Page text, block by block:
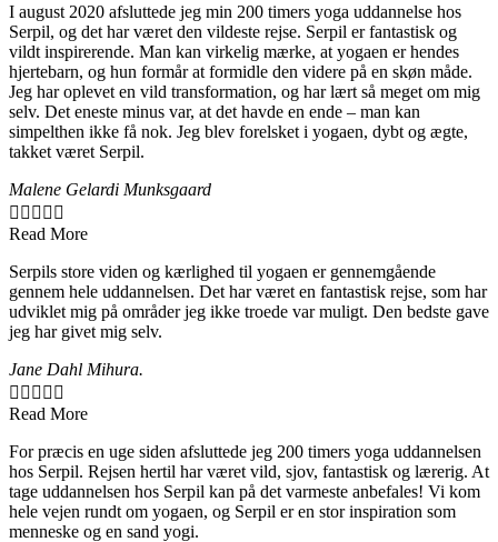
I august 2020 afsluttede jeg min 200 timers yoga uddannelse hos
Serpil, og det har været den vildeste rejse. Serpil er fantastisk og
vildt inspirerende. Man kan virkelig mærke, at yogaen er hendes
hjertebarn, og hun formår at formidle den videre på en skøn måde.
Jeg har oplevet en vild transformation, og har lært så meget om mig
selv. Det eneste minus var, at det havde en ende – man kan
simpelthen ikke få nok. Jeg blev forelsket i yogaen, dybt og ægte,
takket været Serpil.
Malene Gelardi Munksgaard
    
Read More
Serpils store viden og kærlighed til yogaen er gennemgående
gennem hele uddannelsen. Det har været en fantastisk rejse, som har
udviklet mig på områder jeg ikke troede var muligt. Den bedste gave
jeg har givet mig selv.
Jane Dahl Mihura.
    
Read More
For præcis en uge siden afsluttede jeg 200 timers yoga uddannelsen
hos Serpil. Rejsen hertil har været vild, sjov, fantastisk og lærerig. At
tage uddannelsen hos Serpil kan på det varmeste anbefales! Vi kom
hele vejen rundt om yogaen, og Serpil er en stor inspiration som
menneske og en sand yogi.